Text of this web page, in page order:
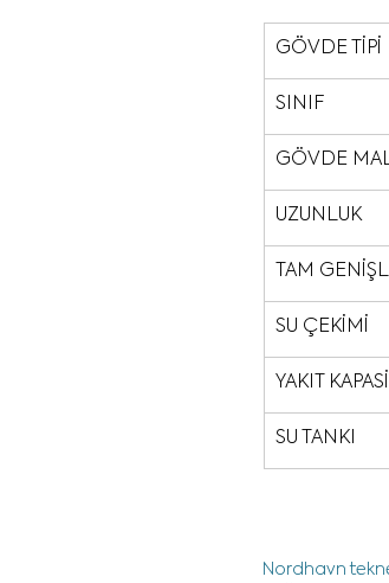
GÖVDE TİPİ
SINIF
GÖVDE
UZUNLUK
TAM
SU ÇEKİMİ
YAKIT
SU TANKI
Nordhavn